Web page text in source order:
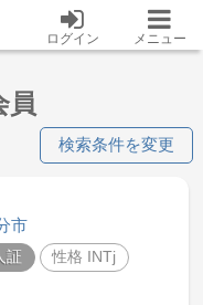
ログイン メニュー
員
検索条件を変更
市
証 性格 INTj